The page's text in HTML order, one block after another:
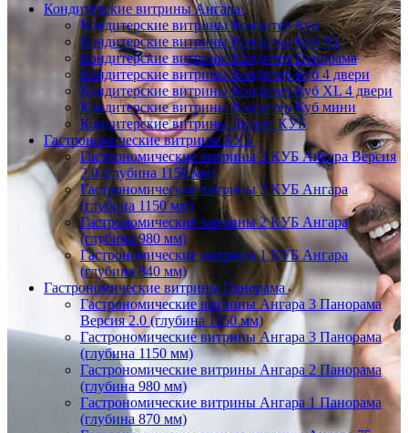
Кондитерские витрины Ангара
Кондитерские витрины Кондитер Куб
Кондитерские витрины Кондитер Куб XL
Кондитерские витрины Кондитер Панорама
Кондитерские витрины Кондитер Куб 4 двери
Кондитерские витрины Кондитер Куб XL 4 двери
Кондитерские витрины Кондитер Куб мини
Кондитерские витрины Десерт КУБ
Гастрономические витрины КУБ
Гастрономические витрины 3 КУБ Ангара Версия
2.0 (глубина 1150 мм)
Гастрономические витрины 3 КУБ Ангара
(глубина 1150 мм)
Гастрономические витрины 2 КУБ Ангара
(глубина 980 мм)
Гастрономические витрины 1 КУБ Ангара
(глубина 840 мм)
Гастрономические витрины Панорама
Гастрономические витрины Ангара 3 Панорама
Версия 2.0 (глубина 1150 мм)
Гастрономические витрины Ангара 3 Панорама
(глубина 1150 мм)
Гастрономические витрины Ангара 2 Панорама
(глубина 980 мм)
Гастрономические витрины Ангара 1 Панорама
(глубина 870 мм)